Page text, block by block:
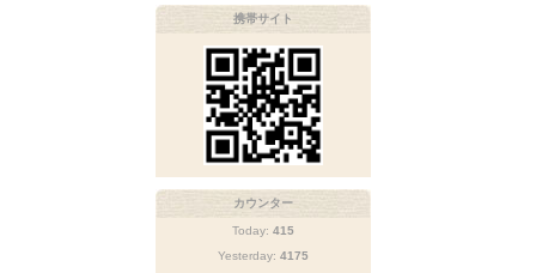
携帯サイト
カウンター
Today: 415
Yesterday: 4175